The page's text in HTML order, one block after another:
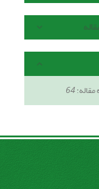
64